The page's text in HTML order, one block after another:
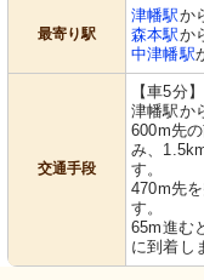
最寄り駅
津幡駅か
森本駅か
中津幡駅
交通手段
【車5分】
津幡駅か
600m先
み、
す。
470m先
す。
65m進む
に到着し